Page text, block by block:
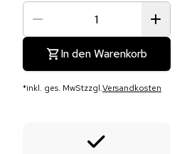
In den Warenkorb
*inkl. ges. MwStzzgl.Versandkosten